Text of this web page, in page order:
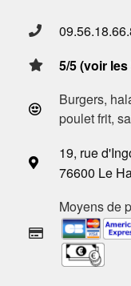
5/5 (voir
Burgers,
poulet frit,
19, rue
76600 Le
Moyens de